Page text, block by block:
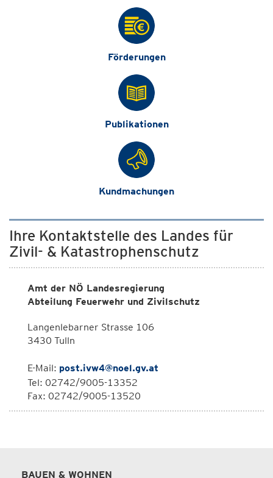
Förderungen
Publikationen
Kundmachungen
Ihre Kontaktstelle des Landes für
Zivil- & Katastrophenschutz
Amt der NÖ Landesregierung
Abteilung Feuerwehr und Zivilschutz
Langenlebarner Strasse 106
3430 Tulln
E-Mail: post.ivw4@noel.gv.at
Tel: 02742/9005-13352
Fax: 02742/9005-13520
BAUEN & WOHNEN